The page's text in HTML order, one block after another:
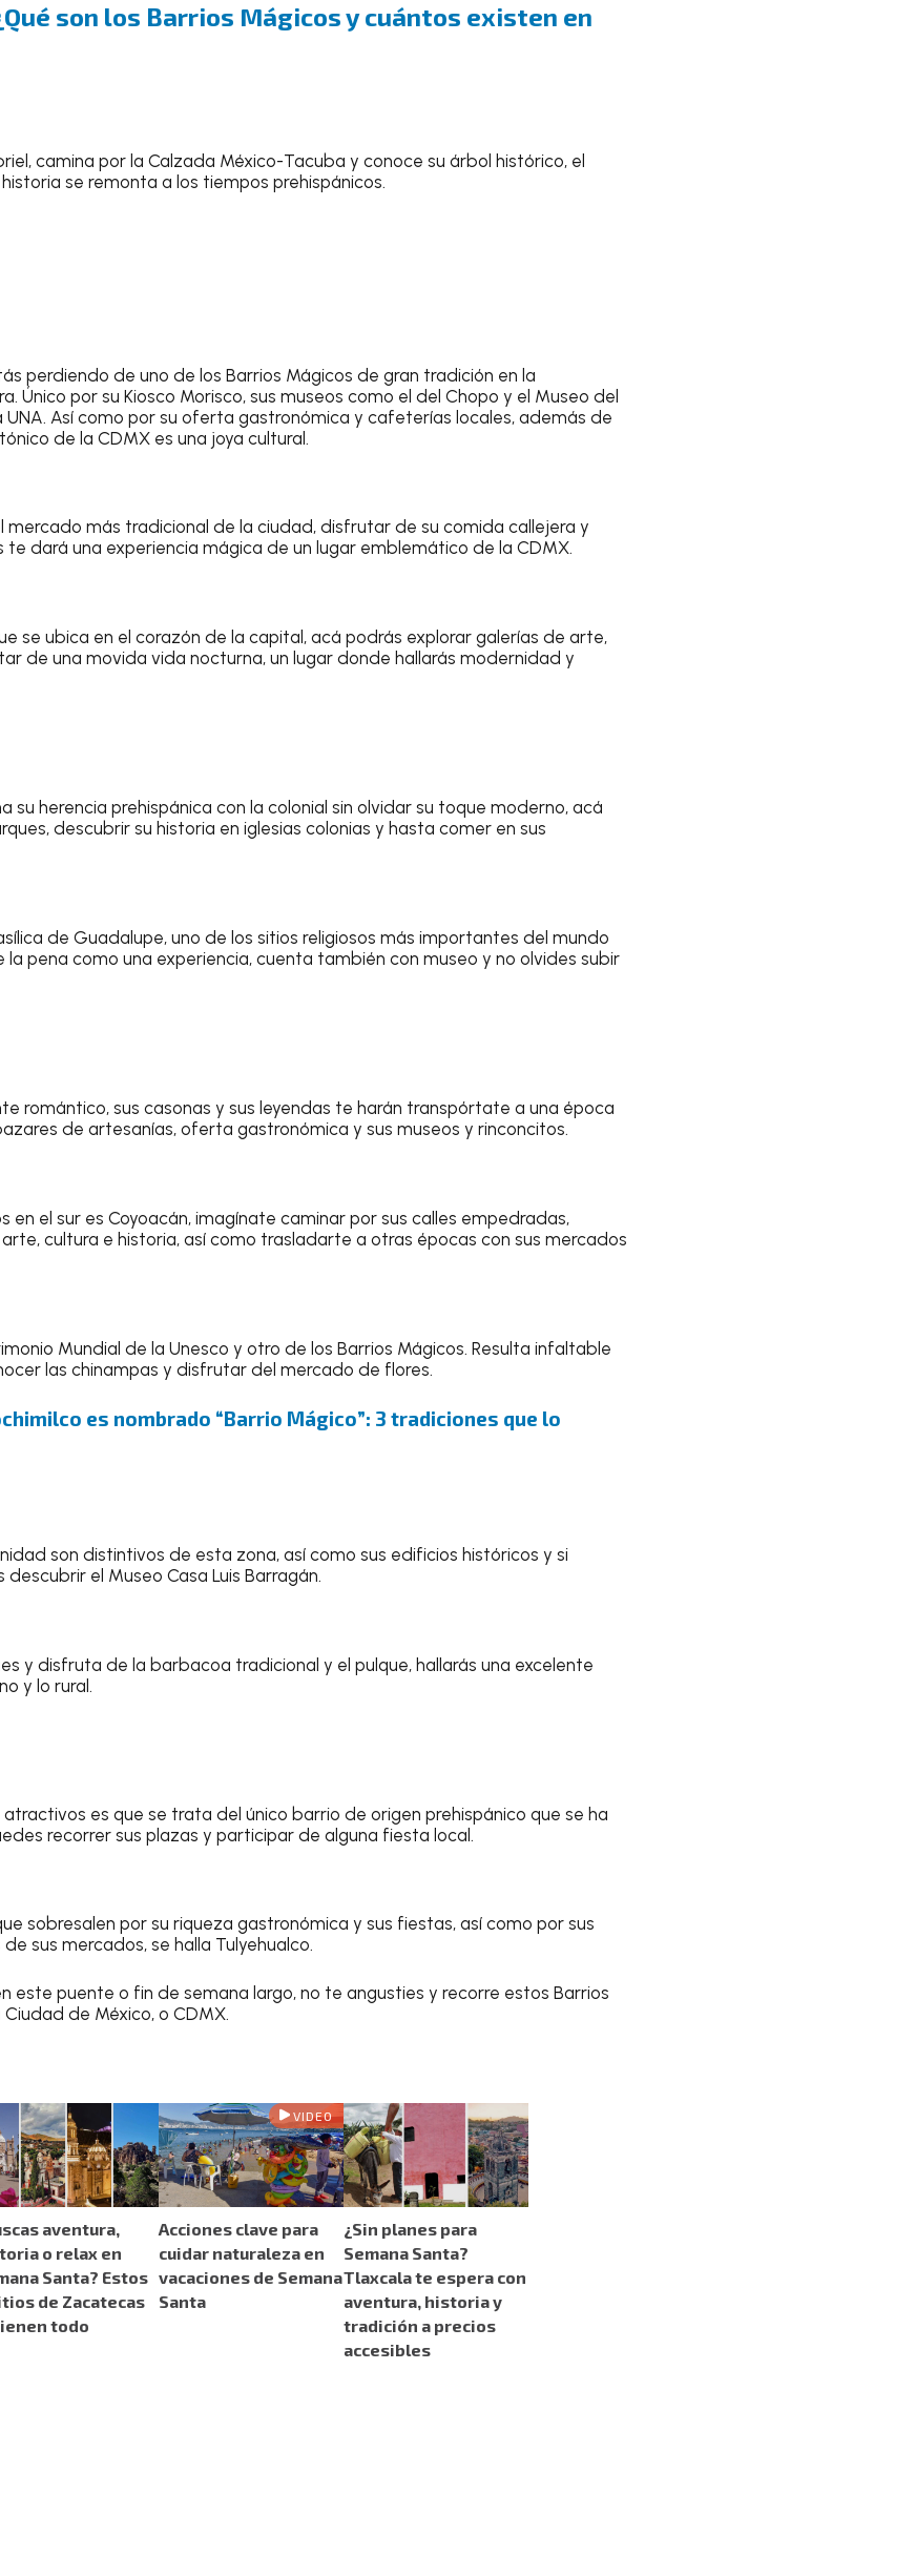
son los Barrios Mágicos y cuántos existen en
camina por la Calzada México-Tacuba y conoce su árbol histórico, el
se remonta a los tiempos prehispánicos.
perdiendo de uno de los Barrios Mágicos de gran tradición en la
Único por su Kiosco Morisco, sus museos como el del Chopo y el Museo del
Así como por su oferta gastronómica y cafeterías locales, además de
de la CDMX es una joya cultural.
mercado más tradicional de la ciudad, disfrutar de su comida callejera y
dará una experiencia mágica de un lugar emblemático de la CDMX.
se ubica en el corazón de la capital, acá podrás explorar galerías de arte,
de una movida vida nocturna, un lugar donde hallarás modernidad y
su herencia prehispánica con la colonial sin olvidar su toque moderno, acá
descubrir su historia en iglesias colonias y hasta comer en sus
de Guadalupe, uno de los sitios religiosos más importantes del mundo
la pena como una experiencia, cuenta también con museo y no olvides subir
romántico, sus casonas y sus leyendas te harán transpórtate a una época
de artesanías, oferta gastronómica y sus museos y rinconcitos.
en el sur es Coyoacán, imagínate caminar por sus calles empedradas,
cultura e historia, así como trasladarte a otras épocas con sus mercados
Mundial de la Unesco y otro de los Barrios Mágicos. Resulta infaltable
las chinampas y disfrutar del mercado de flores.
es nombrado “Barrio Mágico”: 3 tradiciones que lo
son distintivos de esta zona, así como sus edificios históricos y si
el Museo Casa Luis Barragán.
y disfruta de la barbacoa tradicional y el pulque, hallarás una excelente
y lo rural.
es que se trata del único barrio de origen prehispánico que se ha
recorrer sus plazas y participar de alguna fiesta local.
sobresalen por su riqueza gastronómica y sus fiestas, así como por sus
sus mercados, se halla Tulyehualco.
este puente o fin de semana largo, no te angusties y recorre estos Barrios
de México, o CDMX.
aventura,
o relax en
Santa? Estos
de Zacatecas
todo
VIDEO
Acciones clave para
cuidar naturaleza en
vacaciones de Semana
Santa
¿Sin planes para
Semana Santa?
Tlaxcala te espera con
aventura, historia y
tradición a precios
accesibles